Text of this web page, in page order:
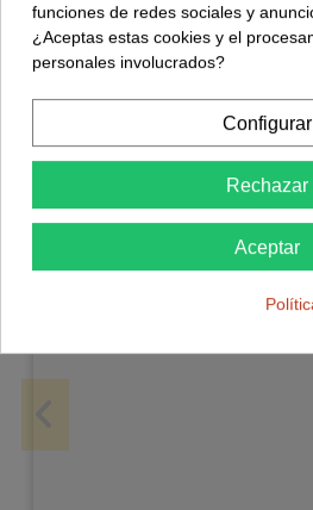
Descargar Software
Accesorios
Multifilar 8x
0,99 €
funciones de redes sociales y
¿Aceptas estas cookies y el
personales involucrados?
Configurar
Rechazar
Aceptar